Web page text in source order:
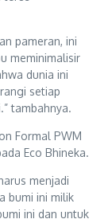
pameran, ini
meminimalisir
dunia ini
setiap
tambahnya.
Formal PWM
Eco Bhineka.
menjadi
bumi ini milik
ini dan untuk